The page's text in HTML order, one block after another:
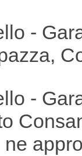
-
-
ne